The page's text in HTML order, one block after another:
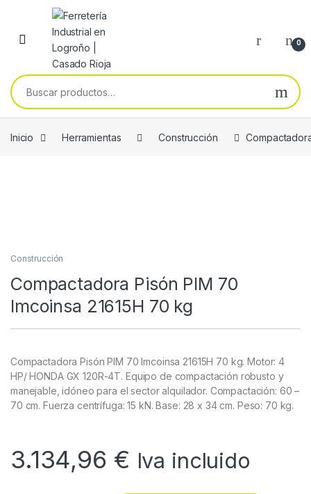
Skip to navigation
Skip to content
0
Buscar por:
Inicio Herramientas Construcción
Construcción
Compactadora Pisón PIM 70
Imcoinsa 21615H 70 kg
Compactadora Pisón PIM 70 Imcoinsa 21615H 70 kg. Motor: 4
HP/ HONDA GX 120R-4T. Equipo de compactación robusto y
manejable, idóneo para el sector alquilador. Compactación: 60 –
70 cm. Fuerza centrífuga: 15 kN. Base: 28 x 34 cm. Peso: 70 kg.
3.134,96 € Iva incluido